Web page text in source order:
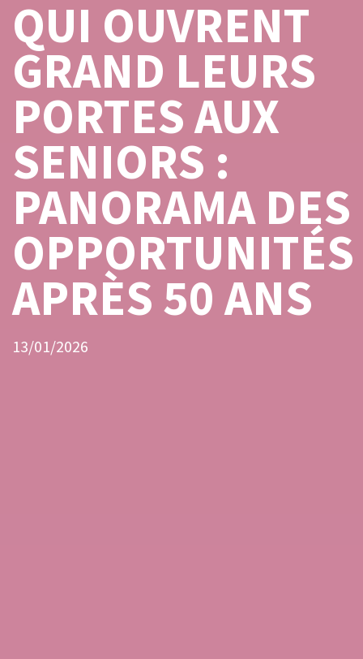
QUI OUVRENT
GRAND LEURS
PORTES AUX
SENIORS :
PANORAMA DES
OPPORTUNITÉS
APRÈS 50 ANS
13/01/2026